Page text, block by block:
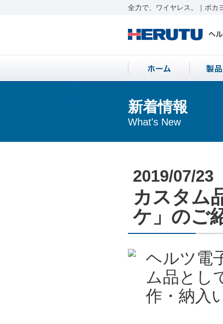
全力で、ワイヤレス。｜ポカ
新着情報
What's New
2019/07/23
カスタム
ケ」のご
ヘルツ電
ム品とし
作・納入